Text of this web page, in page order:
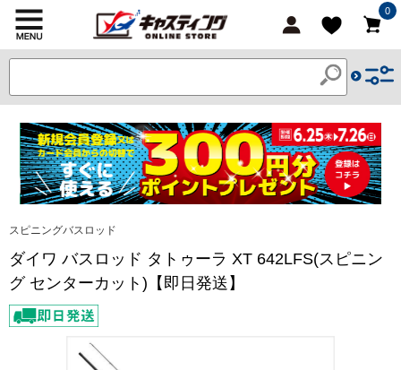
0
スピニングバスロッド
ダイワ バスロッド タトゥーラ XT 642LFS(スピニン
グ センターカット)【即日発送】